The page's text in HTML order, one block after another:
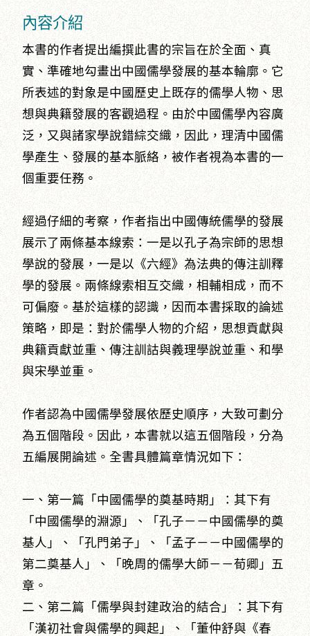
內容介紹
本書的作者提出編撰此書的宗旨在於全面、真
實、準確地勾畫出中國儒學發展的基本輪廓。它
所表述的對象是中國歷史上既存的儒學人物、思
想與典籍發展的客觀過程。由於中國儒學內容廣
泛，又與諸家學說錯綜交織，因此，理清中國儒
學產生、發展的基本脈絡，被作者視為本書的一
個重要任務。
經過仔細的考察，作者指出中國傳統儒學的發展
展示了兩條基本線索：一是以孔子為宗師的思想
學說的發展，一是以《六經》為法典的傳注訓釋
學的發展。兩條線索相互交織，相輔相成，而不
可偏廢。基於這樣的認識，因而本書採取的論述
策略，即是：對於儒學人物的介紹，思想貢獻與
典籍貢獻並重、傳注訓詁與義理學說並重、和學
與宋學並重。
作者認為中國儒學發展依歷史順序，大致可劃分
為五個階段。因此，本書就以這五個階段，分為
五編展開論述。全書具體篇章情況如下：
一、第一篇「中國儒學的奠基時期」：其下有
「中國儒學的淵源」、「孔子－－中國儒學的奠
基人」、「孔門弟子」、「孟子－－中國儒學的
第二奠基人」、「晚周的儒學大師－－荀卿」五
章。
二、第二篇「儒學與封建政治的結合」：其下有
「漢初社會與儒學的興起」、「董仲舒與《春